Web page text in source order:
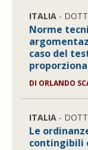
ITALIA -
Norme
caso del
DI ORLANDO
ITALIA -
Le
contingibili